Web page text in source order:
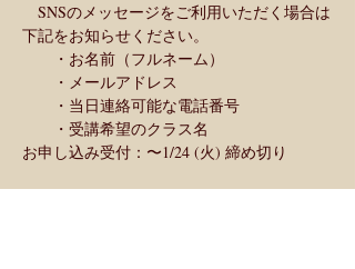
SNSのメッセージをご利用いただく場合は
下記をお知らせください。
・お名前（フルネーム）
・メールアドレス
・当日連絡可能な電話番号
・受講希望のクラス名
お申し込み受付：〜1/24 (火) 締め切り